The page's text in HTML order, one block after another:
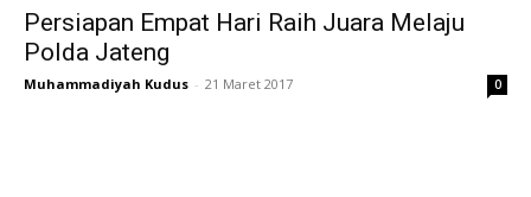
Persiapan Empat Hari Raih Juara Melaju
Polda Jateng
Muhammadiyah Kudus - 21 Maret 2017 0